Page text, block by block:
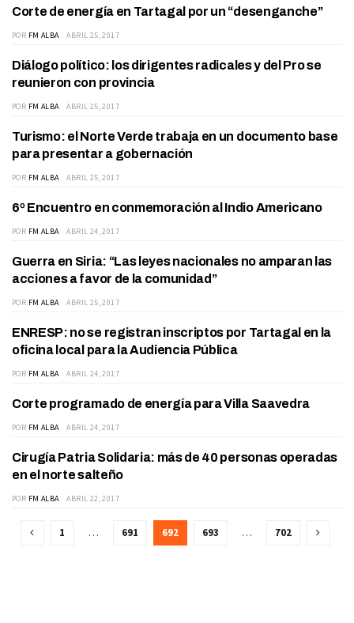
Corte de energía en Tartagal por un “desenganche”
POR FM ALBA ABRIL 25, 2017
ACTUALIDAD
Diálogo político: los dirigentes radicales y del Pro se
reunieron con provincia
POR FM ALBA ABRIL 25, 2017
Turismo: el Norte Verde trabaja en un documento base
para presentar a gobernación
POR FM ALBA ABRIL 25, 2017
6º Encuentro en conmemoración al Indio Americano
POR FM ALBA ABRIL 24, 2017
Guerra en Siria: “Las leyes nacionales no amparan las
acciones a favor de la comunidad”
POR FM ALBA ABRIL 25, 2017
ENRESP: no se registran inscriptos por Tartagal en la
oficina local para la Audiencia Pública
POR FM ALBA ABRIL 24, 2017
ACTUALIDAD
Corte programado de energía para Villa Saavedra
POR FM ALBA ABRIL 24, 2017
ACTUALIDAD
Cirugía Patria Solidaria: más de 40 personas operadas
en el ​n​orte salteño
POR FM ALBA ABRIL 22, 2017
1 … 691 692 693 … 702